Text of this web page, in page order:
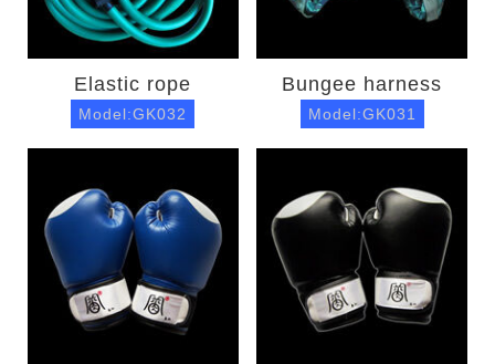
Elastic rope
Model:GK032
Bungee harness
Model:GK031